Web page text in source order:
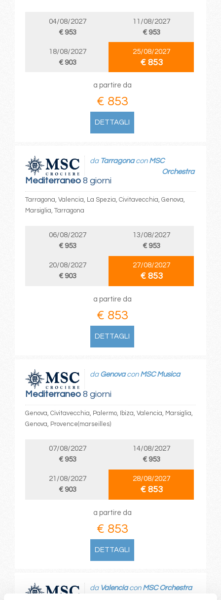
04/08/2027
€ 953
11/08/2027
€ 953
18/08/2027
€ 903
25/08/2027
€ 853
a partire da
€ 853
DETTAGLI
Mediterraneo8 giorni
da Tarragonacon MSC
Orchestra
Tarragona, Valencia, La Spezia, Civitavecchia, Genova,
Marsiglia, Tarragona
06/08/2027
€ 953
13/08/2027
€ 953
20/08/2027
€ 903
27/08/2027
€ 853
a partire da
€ 853
DETTAGLI
Mediterraneo8 giorni
da Genovacon MSC Musica
Genova, Civitavecchia, Palermo, Ibiza, Valencia, Marsiglia,
Genova, Provence(marseilles)
07/08/2027
€ 953
14/08/2027
€ 953
21/08/2027
€ 903
28/08/2027
€ 853
a partire da
€ 853
DETTAGLI
da Valenciacon MSC Orchestra